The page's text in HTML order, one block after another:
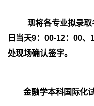
现将各专业拟录
日当天9： 00-12： 00、
处现场确认签字。
金融学本科国际化